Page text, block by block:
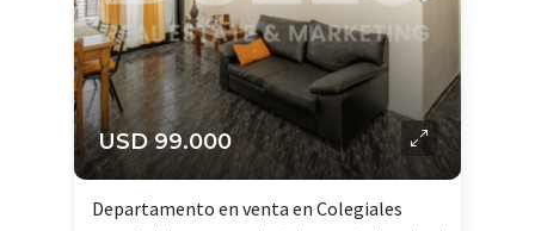
USD 99.000
Departamento en venta en Colegiales